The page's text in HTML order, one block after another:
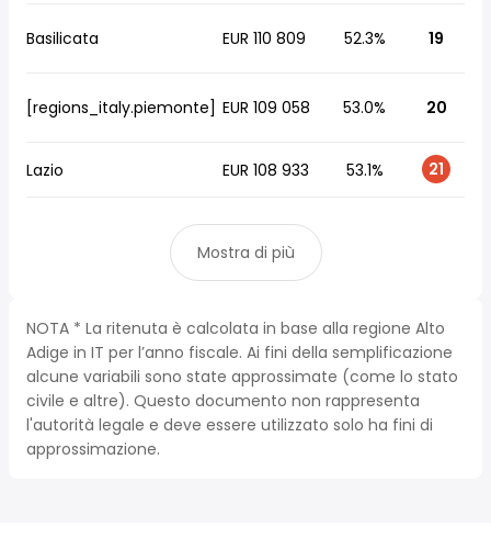
Basilicata EUR 110 809 52.3% 19
[regions_italy.piemonte] EUR 109 058 53.0% 20
Lazio EUR 108 933 53.1% 21
Mostra di più
NOTA * La ritenuta è calcolata in base alla regione Alto
Adige in IT per l’anno fiscale. Ai fini della semplificazione
alcune variabili sono state approssimate (come lo stato
civile e altre). Questo documento non rappresenta
l'autorità legale e deve essere utilizzato solo ha fini di
approssimazione.